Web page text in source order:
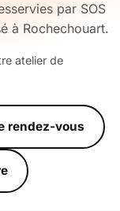
par SOS
à Rochechouart.
atelier de
rendez-vous